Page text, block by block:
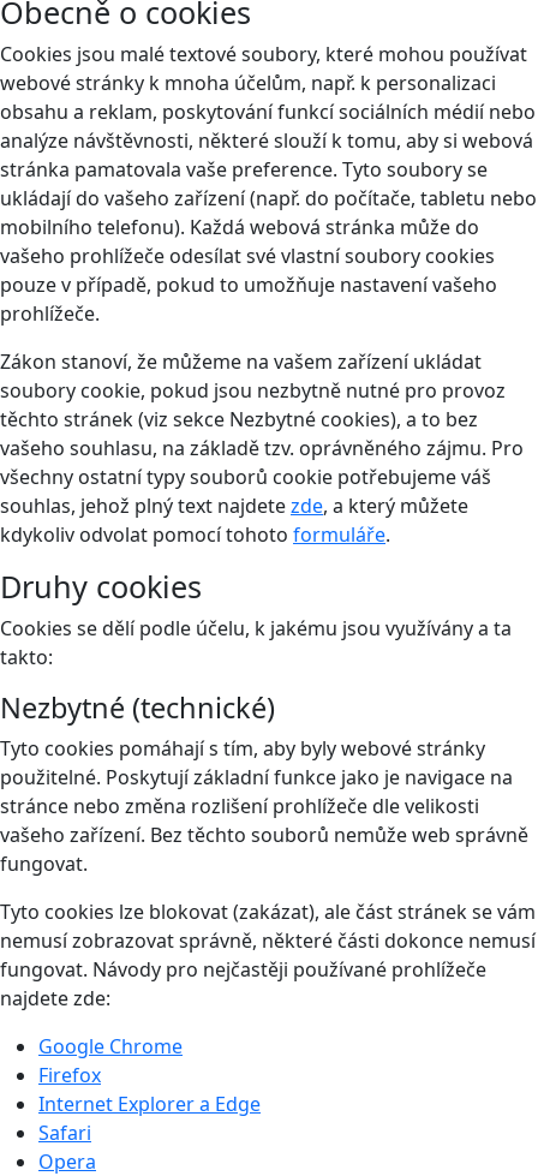
Obecně o cookies
Cookies jsou malé textové soubory, které mohou používat
webové stránky k mnoha účelům, např. k personalizaci
obsahu a reklam, poskytování funkcí sociálních médií nebo
analýze návštěvnosti, některé slouží k tomu, aby si webová
stránka pamatovala vaše preference. Tyto soubory se
ukládají do vašeho zařízení (např. do počítače, tabletu nebo
mobilního telefonu). Každá webová stránka může do
vašeho prohlížeče odesílat své vlastní soubory cookies
pouze v případě, pokud to umožňuje nastavení vašeho
prohlížeče.
Zákon stanoví, že můžeme na vašem zařízení ukládat
soubory cookie, pokud jsou nezbytně nutné pro provoz
těchto stránek (viz sekce Nezbytné cookies), a to bez
vašeho souhlasu, na základě tzv. oprávněného zájmu. Pro
všechny ostatní typy souborů cookie potřebujeme váš
souhlas, jehož plný text najdetezde, a který můžete
kdykoliv odvolat pomocí tohoto formuláře.
Druhy cookies
Cookies se dělí podle účelu, k jakému jsou využívány a ta
takto:
Nezbytné (technické)
Tyto cookies pomáhají s tím, aby byly webové stránky
použitelné. Poskytují základní funkce jako je navigace na
stránce nebo změna rozlišení prohlížeče dle velikosti
vašeho zařízení. Bez těchto souborů nemůže web správně
fungovat.
Tyto cookies lze blokovat (zakázat), ale část stránek se vám
nemusí zobrazovat správně, některé části dokonce nemusí
fungovat. Návody pro nejčastěji používané prohlížeče
najdete zde:
Google Chrome
Firefox
Internet Explorer a Edge
Safari
Opera